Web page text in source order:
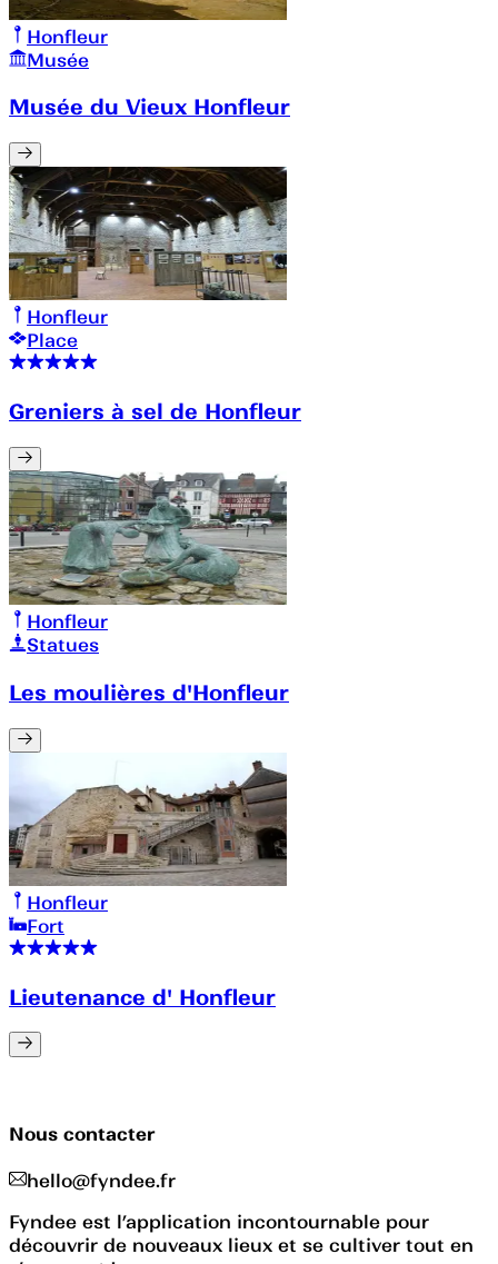
Honfleur
Musée
Musée du Vieux Honfleur
Honfleur
Place
Greniers à sel de Honfleur
Honfleur
Statues
Les moulières d'Honfleur
Honfleur
Fort
Lieutenance d' Honfleur
Nous contacter
hello@fyndee.fr
Fyndee est l’application incontournable pour
découvrir de nouveaux lieux et se cultiver tout en